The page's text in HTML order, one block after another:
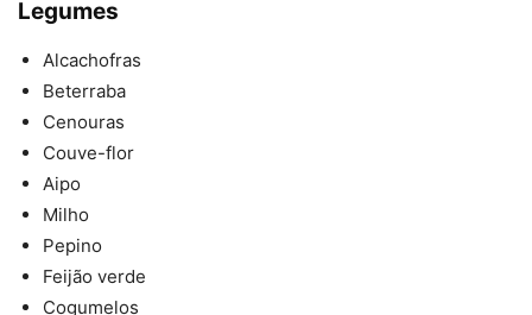
Legumes
Alcachofras
Beterraba
Cenouras
Couve-flor
Aipo
Milho
Pepino
Feijão verde
Cogumelos